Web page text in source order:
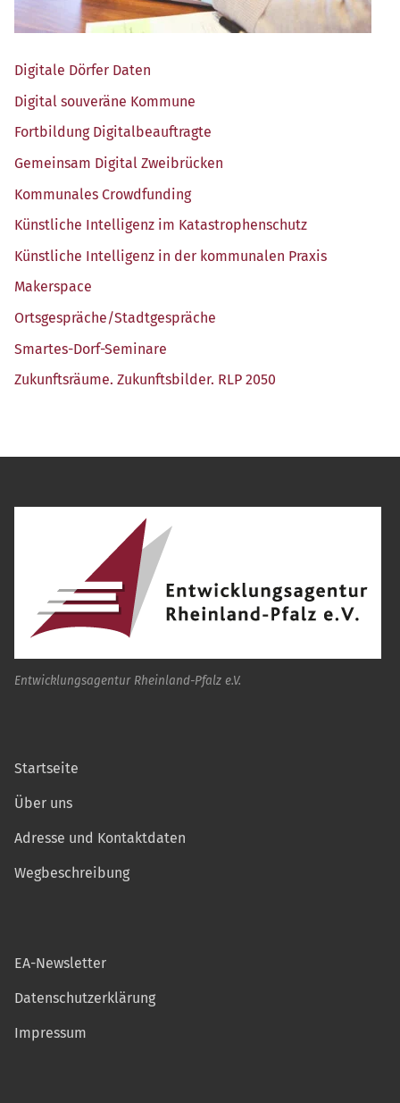
Digi­ta­le Dör­fer Daten
Digi­tal sou­ve­rä­ne Kommune
Fort­bil­dung Digitalbeauftragte
Gemein­sam Digi­tal Zweibrücken
Kom­mu­na­les Crowdfunding
Künst­li­che Intel­li­genz im Katastrophenschutz
Künst­li­che Intel­li­genz in der kom­mu­na­len Praxis
Maker­space
Ortsgespräche/​Stadtgespräche
Smar­tes-Dorf-Semi­na­re
Zukunfts­räu­me. Zukunfts­bil­der. RLP 2050
Entwicklungsagentur Rheinland-Pfalz e.V.
Startseite
Über uns
Adresse und Kontaktdaten
Wegbeschreibung
EA-Newsletter
Datenschutzerklärung
Impressum